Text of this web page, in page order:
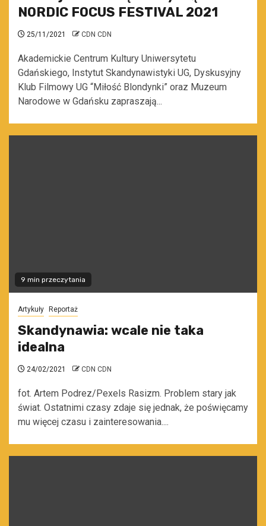
NORDIC FOCUS FESTIVAL 2021
25/11/2021 CDN CDN
Akademickie Centrum Kultury Uniwersytetu
Gdańskiego, Instytut Skandynawistyki UG, Dyskusyjny
Klub Filmowy UG “Miłość Blondynki” oraz Muzeum
Narodowe w Gdańsku zapraszają...
9 min przeczytania
Artykuły Reportaż
Skandynawia: wcale nie taka
idealna
24/02/2021 CDN CDN
fot. Artem Podrez/Pexels Rasizm. Problem stary jak
świat. Ostatnimi czasy zdaje się jednak, że poświęcamy
mu więcej czasu i zainteresowania....